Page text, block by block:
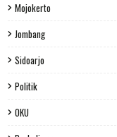
Mojokerto
Jombang
Sidoarjo
Politik
OKU